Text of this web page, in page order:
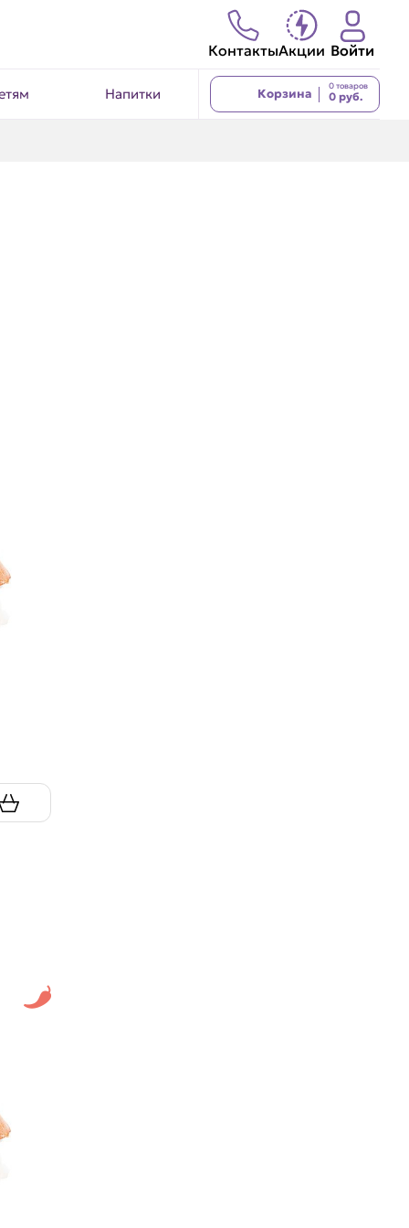
КонтактыАкции Войти
Напитки Корзина
0 товаров
0 руб.